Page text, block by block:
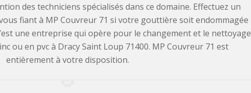
des techniciens spécialisés dans ce domaine. Effectuez un
fiant à MP Couvreur 71 si votre gouttière soit endommagée
une entreprise qui opère pour le changement et le nettoyage
ou en pvc à Dracy Saint Loup 71400. MP Couvreur 71 est
entièrement à votre disposition.